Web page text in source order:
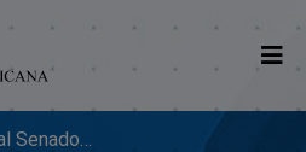
Repositorio Digital SenadoRD